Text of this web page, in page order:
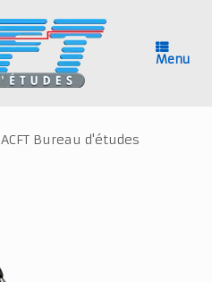
Menu
ACFT Bureau d'études